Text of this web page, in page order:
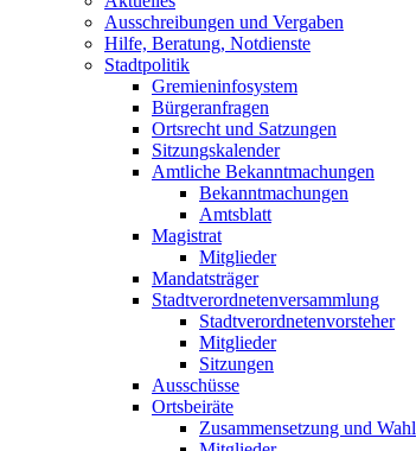
Ausschreibungen und Vergaben
Hilfe, Beratung, Notdienste
Stadtpolitik
Gremieninfosystem
Bürgeranfragen
Ortsrecht und Satzungen
Sitzungskalender
Amtliche Bekanntmachungen
Bekanntmachungen
Amtsblatt
Magistrat
Mitglieder
Mandatsträger
Stadtverordnetenversammlung
Stadtverordnetenvorsteher
Mitglieder
Sitzungen
Ausschüsse
Ortsbeiräte
Zusammensetzung und Wahl